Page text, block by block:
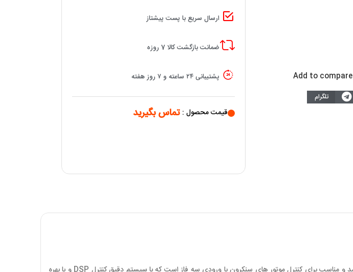
Add to compare
تلگرام
ارسال سریع با پست پیشتاز
ضمانت بازگشت کالا 7 روزه
پشتیبانی ۲۴ ساعته و ۷ روز هفته
قیمت محصول : تماس بگیرید